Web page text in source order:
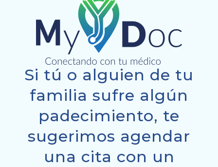
Si tú o alguien de tu
familia sufre algún
padecimiento, te
sugerimos agendar
una cita con un